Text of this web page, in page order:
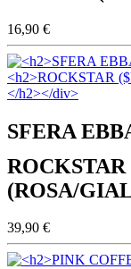
16,90 €
SFERA
(ROSA/
39,90 €